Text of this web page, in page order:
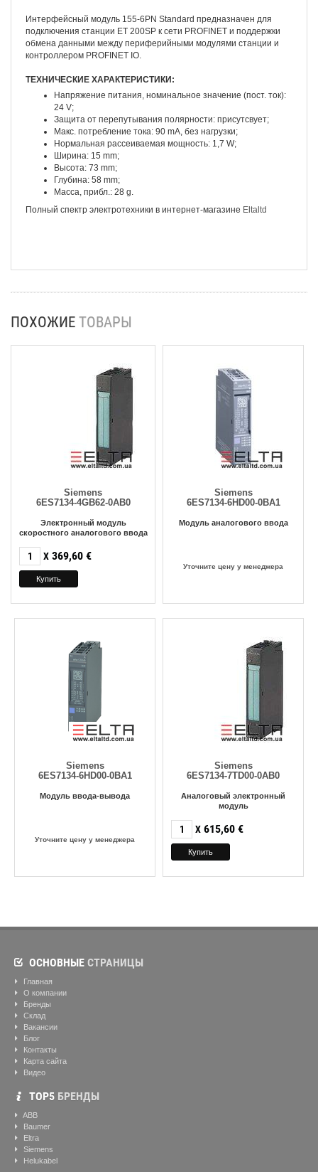
Интерфейсный модуль 155-6PN Standard предназначен для
подключения станции ET 200SP к сети PROFINET и поддержки
обмена данными между периферийными модулями станции и
контроллером PROFINET IO.
ТЕХНИЧЕСКИЕ ХАРАКТЕРИСТИКИ:
Напряжение питания, номинальное значение (пост. ток):
24 V;
Защита от перепутывания полярности: присутсвует;
Макс. потребление тока: 90 mA, без нагрузки;
Нормальная рассеиваемая мощность: 1,7 W;
Ширина: 15 mm;
Высота: 73 mm;
Глубина: 58 mm;
Масса, прибл.: 28 g.
Полный спектр электротехники в интернет-магазине Eltaltd
ПОХОЖИЕ ТОВАРЫ
Siemens
6ES7134-4GB62-0AB0
Электронный модуль
скоростного аналогового ввода
X 369,60 €
Siemens
6ES7134-6HD00-0BA1
Модуль аналогового ввода
Уточните цену у менеджера
Siemens
6ES7134-6HD00-0BA1
Модуль ввода-вывода
Уточните цену у менеджера
Siemens
6ES7134-7TD00-0AB0
Аналоговый электронный
модуль
X 615,60 €
ОСНОВНЫЕ СТРАНИЦЫ
Главная
О компании
Бренды
Склад
Вакансии
Блог
Контакты
Карта сайта
Видео
ТОР5 БРЕНДЫ
ABB
Baumer
Eltra
Siemens
Helukabel